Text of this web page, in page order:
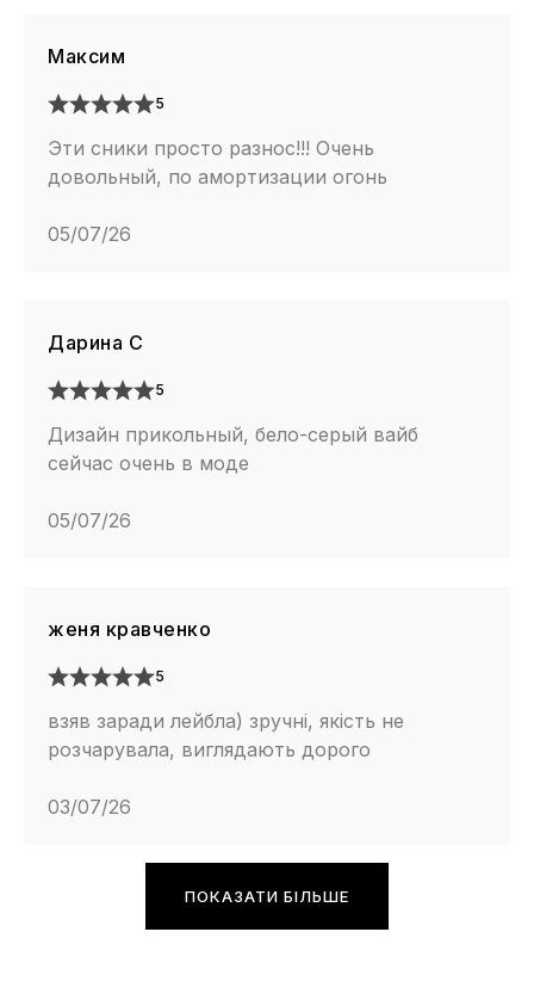
Максим
5
Эти сники просто разнос!!! Очень
довольный, по амортизации огонь
05/07/26
Дарина С
5
Дизайн прикольный, бело-серый вайб
сейчас очень в моде
05/07/26
женя кравченко
5
взяв заради лейбла) зручні, якість не
розчарувала, виглядають дорого
03/07/26
ПОКАЗАТИ БІЛЬШЕ